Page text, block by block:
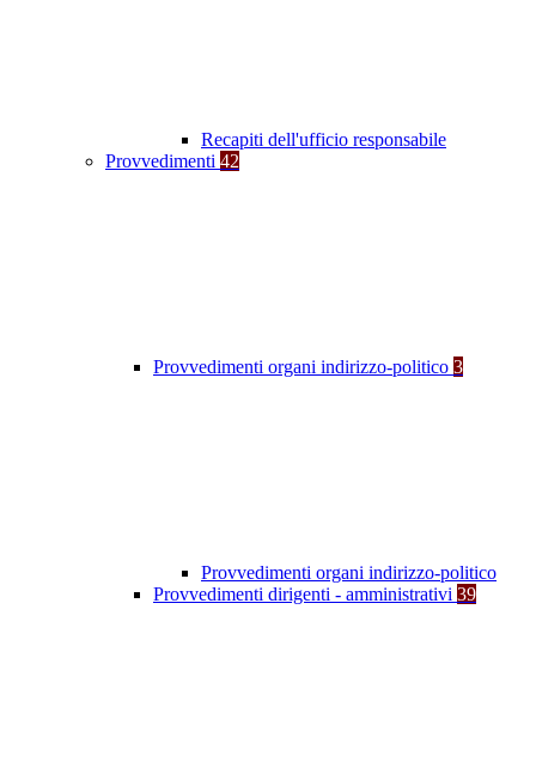
Recapiti dell'ufficio responsabile
Provvedimenti 42
Provvedimenti organi indirizzo-politico 3
Provvedimenti organi indirizzo-politico
Provvedimenti dirigenti - amministrativi 39